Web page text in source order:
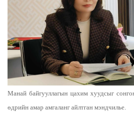
Манай байгууллагын цахим хуудсыг
өдрийн амар амгаланг айлтган мэндчилье.